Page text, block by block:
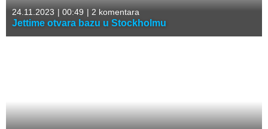
24.11.2023 | 00:49 | 2 komentara
Jettime otvara bazu u Stockholmu